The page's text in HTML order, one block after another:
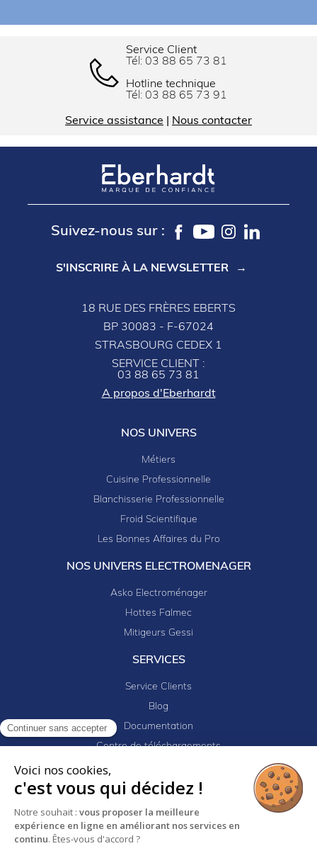
Continuer sans accepter
Voici nos cookies,
c'est vous qui décidez !
Notre souhait : vous proposer la meilleure
expérience en ligne en améliorant nos services en
continu. Êtes-vous d'accord ?
Service Client
Tél: 03 88 65 73 81
Hotline technique
Tél: 03 88 65 73 91
Service assistance Nous contacter
Suivez-nous sur :
S'INSCRIRE À LA NEWSLETTER
18 RUE DES FRÈRES EBERTS
BP 30083 - F-67024
STRASBOURG CEDEX 1
SERVICE CLIENT :
03 88 65 73 81
A propos d'Eberhardt
NOS UNIVERS
Métiers
Cuisine Professionnelle
Blanchisserie Professionnelle
Froid Scientifique
Les Bonnes Affaires du Pro
NOS UNIVERS ELECTROMENAGER
Asko Electroménager
Hottes Falmec
Mitigeurs Gessi
SERVICES
Service Clients
Blog
Documentation
Centre de téléchargements
Newsletter
Logiciel EJ32